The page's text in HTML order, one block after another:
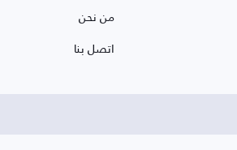
من نحن
اتصل بنا